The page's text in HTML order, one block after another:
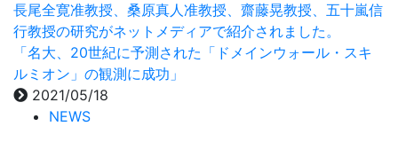
長尾全寛准教授、桑原真人准教授、齋藤晃教授、五十嵐信
行教授の研究がネットメディアで紹介されました。
「名大、20世紀に予測された「ドメインウォール・スキ
ルミオン」の観測に成功」
2021/05/18
NEWS